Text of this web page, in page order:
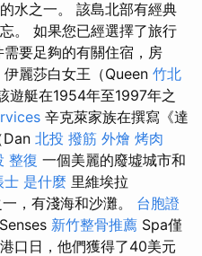
水之一。 該島北部有經典
。 如果您已經選擇了旅行
要足夠的有關住宿，房
麗莎白女王（Queen 竹北
遊艇在1954年至1997年之
辛克萊家族在撰寫《達
Dan 北投 撥筋 外燴 烤肉
整復 一個美麗的廢墟城市和
士 是什麼 里維埃拉
，有淺海和沙灘。 台胞證
新竹整骨推薦 Spa僅
口日，他們獲得了40美元